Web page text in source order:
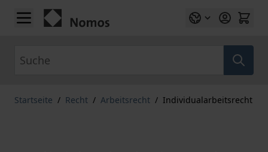
Zum Inhalt springen
Startseite / Recht / Arbeitsrecht / Individualarbeitsrecht